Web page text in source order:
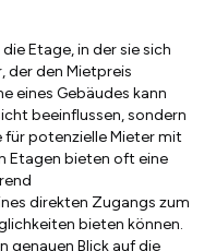
Etage, in der sie sich
der den Mietpreis
eines Gebäudes kann
beeinflussen, sondern
für potenzielle Mieter mit
Etagen bieten oft eine
direkten Zugangs zum
bieten können.
genauen Blick auf die